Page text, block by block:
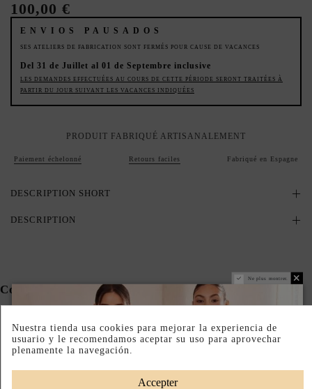
100,00 €
ENVIOS PAUSADOS
SES ATELIERS DE FABRICATION SONT FERMÉS POUR CAUSE DE VACANCES
Del 31 de Juillet al 01 de Septembre inclusive
LES DEMANDES EFFECTUÉES AU COURS DE CETTE PÉRIODE SERONT TRAITÉES À
PARTIR DU JOUR SUIVANT LES VACANCES INDIQUÉES
PRODUIT FABRIQUÉ ARTISANALEMENT
Paiement échelonné Retours faciles Fabriqué en Espagne
DESCRIPTION SHORT
DESCRIPTION
Complete your look
Ne plus montrer.
Nuestra tienda usa cookies para mejorar la experiencia de
usuario y le recomendamos aceptar su uso para aprovechar
plenamente la navegación.
Accepter